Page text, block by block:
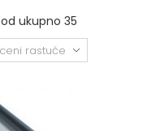
ukupno 35